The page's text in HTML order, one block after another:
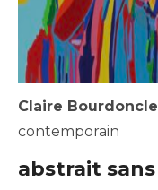
Claire Bourdoncle
contemporain
abstrait sans